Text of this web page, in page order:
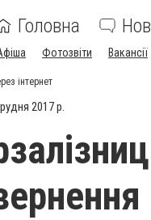
Головна
Фотозвіти Вакансії
інтернет
2017 р.